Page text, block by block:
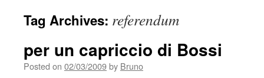
Tag Archives: referendum
per un capriccio di Bossi
Posted on 02/03/2009by Bruno